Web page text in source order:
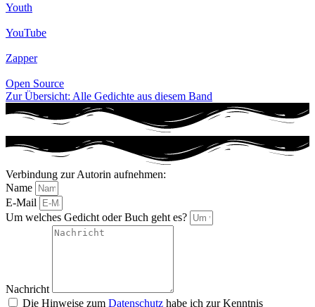
Youth
YouTube
Zapper
Open Source
Zur Übersicht: Alle Gedichte aus diesem Band
Verbindung zur Autorin aufnehmen:
Name
E-Mail
Um welches Gedicht oder Buch geht es?
Nachricht
Die Hinweise zum Datenschutz habe ich zur Kenntnis